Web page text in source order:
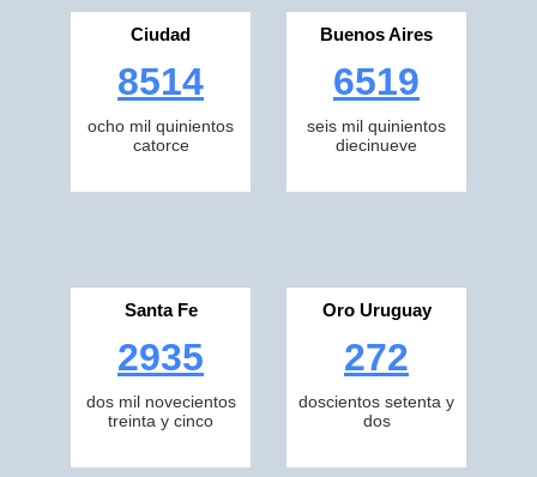
Ciudad
8514
ocho mil quinientos
catorce
Buenos Aires
6519
seis mil quinientos
diecinueve
Santa Fe
2935
dos mil novecientos
treinta y cinco
Oro Uruguay
272
doscientos setenta y
dos